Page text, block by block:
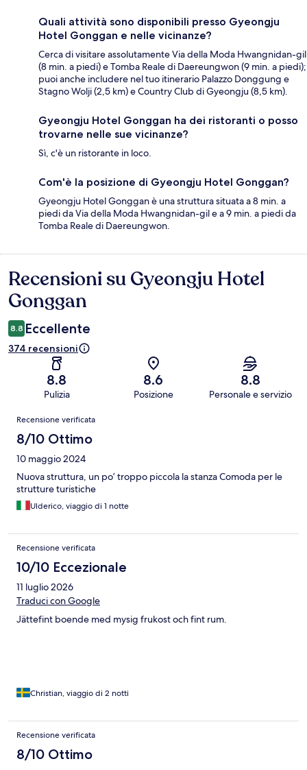
Quali attività sono disponibili presso Gyeongju
Hotel Gonggan e nelle vicinanze?
Cerca di visitare assolutamente Via della Moda Hwangnidan-gil
(8 min. a piedi) e Tomba Reale di Daereungwon (9 min. a piedi);
puoi anche includere nel tuo itinerario Palazzo Donggung e
Stagno Wolji (2,5 km) e Country Club di Gyeongju (8,5 km).
Gyeongju Hotel Gonggan ha dei ristoranti o posso
trovarne nelle sue vicinanze?
Sì, c'è un ristorante in loco.
Com'è la posizione di Gyeongju Hotel Gonggan?
Gyeongju Hotel Gonggan è una struttura situata a 8 min. a
piedi da Via della Moda Hwangnidan-gil e a 9 min. a piedi da
Tomba Reale di Daereungwon.
Recensioni
Recensioni su Gyeongju Hotel
Gonggan
8.8 Eccellente
374 recensioni
8.8
Pulizia
8.6
Posizione
8.8
Personale e servizio
Recensioni
Recensione verificata
8/10 Ottimo
10 maggio 2024
Nuova struttura, un po’ troppo piccola la stanza Comoda per le
strutture turistiche
Ulderico, viaggio di 1 notte
Recensione verificata
10/10 Eccezionale
11 luglio 2026
Traduci con Google
Jättefint boende med mysig frukost och fint rum.
Christian, viaggio di 2 notti
Recensione verificata
8/10 Ottimo